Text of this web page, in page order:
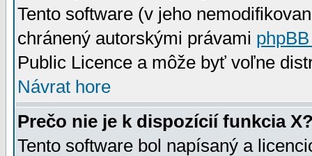
Tento software (v jeho
chránený autorskými právami
Public Licence a môže byť voľne
Návrat hore
Prečo nie je k dispozícií funkcia
Tento software bol napísaný a